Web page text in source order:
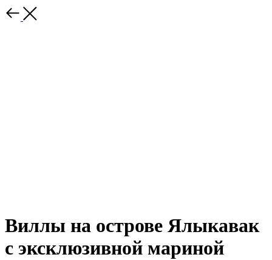
Виллы на острове Ялыкавак
с эксклюзивной мариной